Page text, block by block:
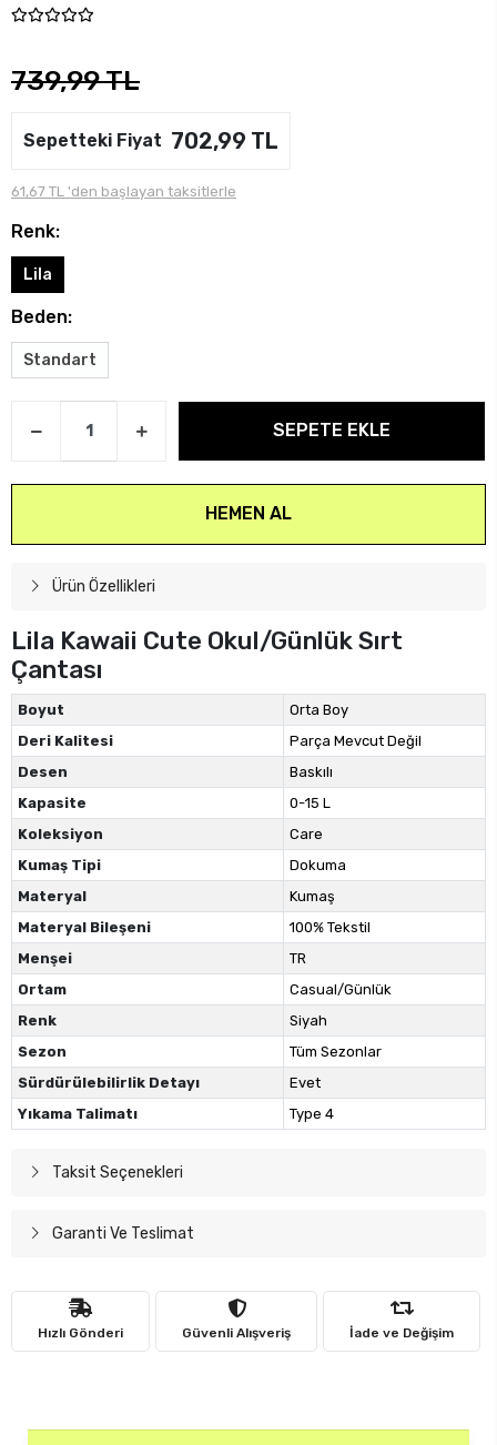
739,99 TL
Sepetteki Fiyat 702,99 TL
61,67 TL 'den başlayan taksitlerle
Renk:
Lila
Beden:
Standart
SEPETE EKLE
HEMEN AL
Ürün Özellikleri
Lila Kawaii Cute Okul/Günlük Sırt
Çantası
Boyut
Orta Boy
Deri Kalitesi
Parça Mevcut Değil
Desen
Baskılı
Kapasite
0-15 L
Koleksiyon
Care
Kumaş Tipi
Dokuma
Materyal
Kumaş
Materyal Bileşeni
100% Tekstil
Menşei
TR
Ortam
Casual/Günlük
Renk
Siyah
Sezon
Tüm Sezonlar
Sürdürülebilirlik Detayı
Evet
Yıkama Talimatı
Type 4
Taksit Seçenekleri
Garanti Ve Teslimat
Hızlı Gönderi Güvenli Alışveriş İade ve Değişim